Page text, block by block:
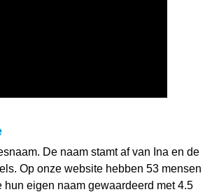
De naam stamt af van Ina en de
Op onze website hebben 53 mensen
hun eigen naam gewaardeerd met 4.5